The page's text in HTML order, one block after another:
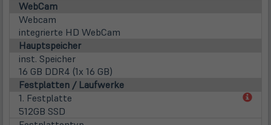
WebCam
Webcam
integrierte HD WebCam
Hauptspeicher
inst. Speicher
16 GB DDR4 (1x 16 GB)
Festplatten / Laufwerke
1. Festplatte
512GB SSD